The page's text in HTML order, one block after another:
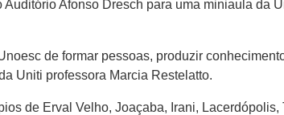
Afonso Dresch para uma miniaula da
de formar pessoas, produzir
Uniti professora Marcia Restelatto.
de Erval Velho, Joaçaba, Irani, Lacerdópolis,